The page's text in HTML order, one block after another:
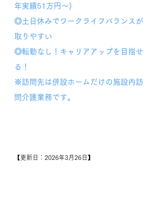
年実績51万円～)
◎土日休みでワークライフバランスが
取りやすい
◎転勤なし！キャリアアップを目指せ
る！
※訪問先は併設ホームだけの施設内訪
問介護業務です。
【更新日：2026年3月26日】